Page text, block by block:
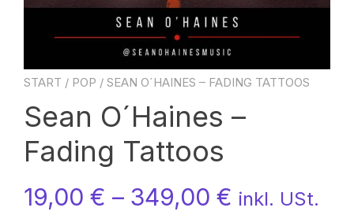
START / POP / SEAN O´HAINES – FADING TATTOOS
Sean O´Haines –
Fading Tattoos
19,00 € – 349,00 € inkl. USt.